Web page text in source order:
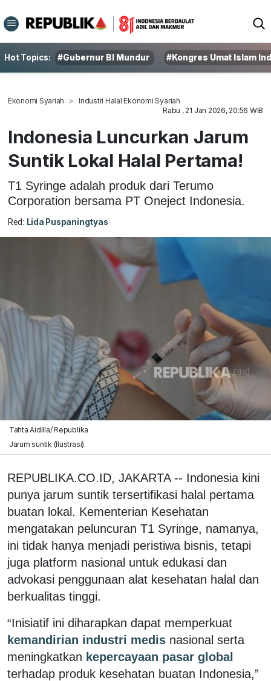
Hot Topics: #Gubernur BI Mundur #Kongres Umat Islam
Ekonomi Syariah
Industri Halal Ekonomi Syariah
Rabu , 21 Jan 2026, 20:56 WIB
Indonesia Luncurkan Jarum
Suntik Lokal Halal Pertama!
T1 Syringe adalah produk dari Terumo
Corporation bersama PT Oneject Indonesia.
Red: Lida Puspaningtyas
Tahta Aidilla/ Republika
Jarum suntik (Ilustrasi).
REPUBLIKA.CO.ID, JAKARTA -- Indonesia kini
punya jarum suntik tersertifikasi halal pertama
buatan lokal. Kementerian Kesehatan
mengatakan peluncuran T1 Syringe, namanya,
ini tidak hanya menjadi peristiwa bisnis, tetapi
juga platform nasional untuk edukasi dan
advokasi penggunaan alat kesehatan halal dan
berkualitas tinggi.
“Inisiatif ini diharapkan dapat memperkuat
kemandirian industri medis nasional serta
meningkatkan kepercayaan pasar global
terhadap produk kesehatan buatan Indonesia,”